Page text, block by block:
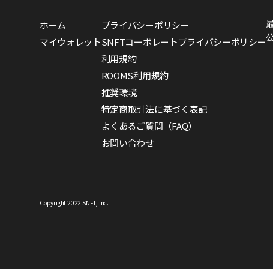
ホーム
マイウォレット
プライバシーポリシー
SNFTコーポレートプライバシーポリシー
利用規約
ROOMS利用規約
推奨環境
特定商取引法に基づく表記
よくあるご質問（FAQ）
お問い合わせ
Copyright 2022 SNFT, inc.